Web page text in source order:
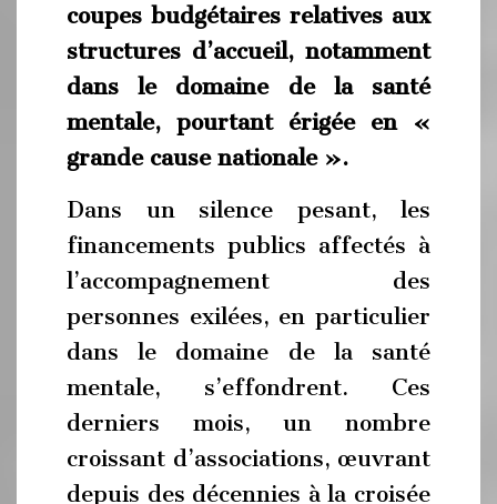
coupes budgétaires relatives aux
structures d’accueil, notamment
dans le domaine de la santé
mentale, pourtant érigée en «
grande cause nationale ».
Dans un silence pesant, les
financements publics affectés à
l’accompagnement des
personnes exilées, en particulier
dans le domaine de la santé
mentale, s’effondrent. Ces
derniers mois, un nombre
croissant d’associations, œuvrant
depuis des décennies à la croisée